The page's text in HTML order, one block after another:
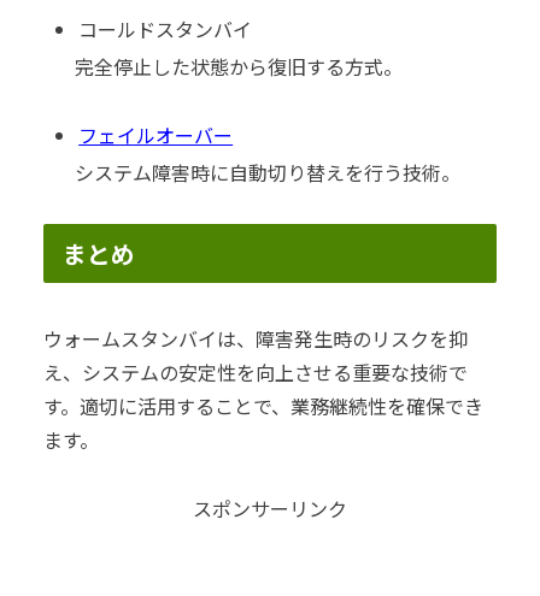
コールドスタンバイ
完全停止した状態から復旧する方式。
フェイルオーバー
システム障害時に自動切り替えを行う技術。
まとめ
ウォームスタンバイは、障害発生時のリスクを抑
え、システムの安定性を向上させる重要な技術で
す。適切に活用することで、業務継続性を確保でき
ます。
スポンサーリンク